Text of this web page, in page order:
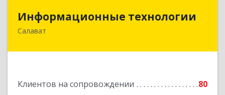
Информационные технологии
Салават
Клиентов на сопровождении
80
Информационные технологии